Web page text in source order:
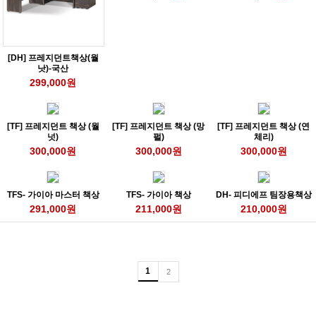
[DH] 프레지던트책상(월
낫)-국산
299,000원
[TF] 프레지던트 책상 (월
넛)
300,000원
[TF] 프레지던트 책상 (망
펄)
300,000원
[TF] 프레지던트 책상 (연
체리)
300,000원
TFS- 가이아 마스터 책상
291,000원
TFS- 가이아 책상
211,000원
DH- 피디에프 팀장용책상
210,000원
1 2